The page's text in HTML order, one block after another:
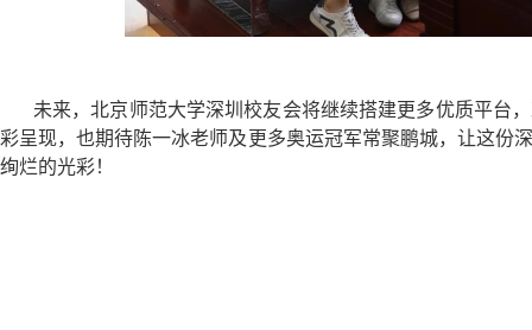
未来，北京师范大学深圳校友会将继续搭建更多优质平台
彩呈现，也期待陈一冰老师及更多奥运冠军常聚鹏城，让这份
绚烂的光彩！